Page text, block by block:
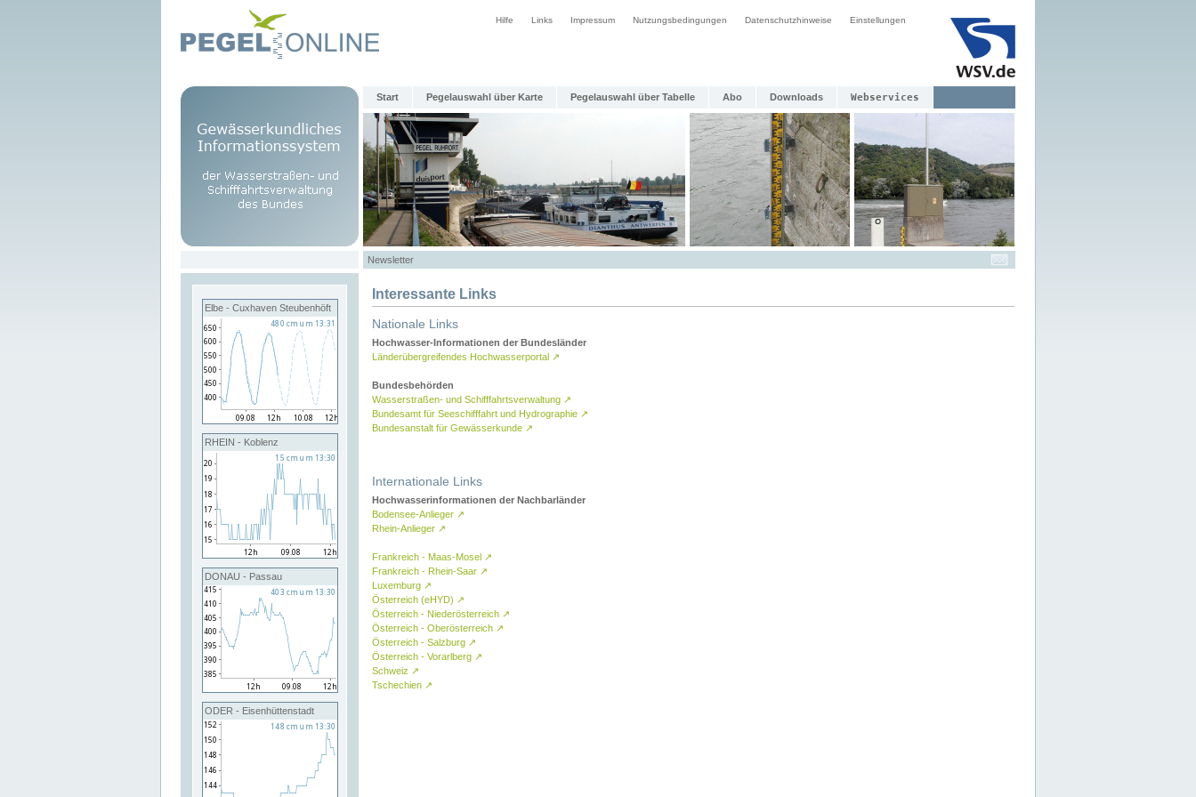
Hilfe Links Impressum Nutzungsbedingungen Datenschutzhinweise Einstellungen
Start Pegelauswahl über Karte Pegelauswahl über Tabelle Abo Downloads Webservices
Newsletter
Elbe - Cuxhaven Steubenhöft
RHEIN - Koblenz
DONAU - Passau
ODER - Eisenhüttenstadt
Interessante Links
Nationale Links
Hochwasser-Informationen der Bundesländer
Länderübergreifendes Hochwasserportal ↗
Bundesbehörden
Wasserstraßen- und Schifffahrtsverwaltung ↗
Bundesamt für Seeschifffahrt und Hydrographie ↗
Bundesanstalt für Gewässerkunde ↗
Internationale Links
Hochwasserinformationen der Nachbarländer
Bodensee-Anlieger ↗
Rhein-Anlieger ↗
Frankreich - Maas-Mosel ↗
Frankreich - Rhein-Saar ↗
Luxemburg ↗
Österreich (eHYD) ↗
Österreich - Niederösterreich ↗
Österreich - Oberösterreich ↗
Österreich - Salzburg ↗
Österreich - Vorarlberg ↗
Schweiz ↗
Tschechien ↗